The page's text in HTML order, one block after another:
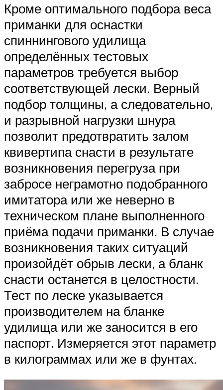
Кроме оптимального подбора веса
приманки для оснастки
спиннингового удилища
определённых тестовых
параметров требуется выбор
соответствующей лески. Верный
подбор толщины, а следовательно,
и разрывной нагрузки шнура
позволит предотвратить залом
квивертипа снасти в результате
возникновения перегруза при
забросе неграмотно подобранного
имитатора или же неверно в
техническом плане выполненного
приёма подачи приманки. В случае
возникновения таких ситуаций
произойдёт обрыв лески, а бланк
снасти останется в целостности.
Тест по леске указывается
производителем на бланке
удилища или же заносится в его
паспорт. Измеряется этот параметр
в килограммах или же в фунтах.